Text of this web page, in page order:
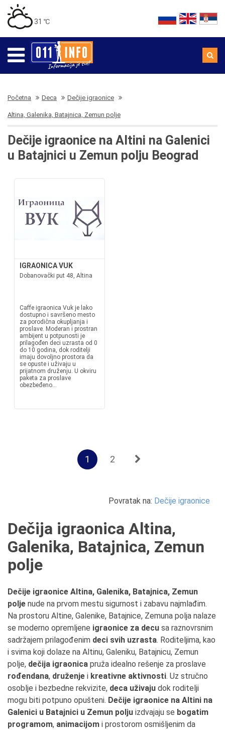
31 ℃
Početna Deca Dečije igraonice
Altina, Galenika, Batajnica, Zemun polje
Dečije igraonice na Altini na Galenici
u Batajnici u Zemun polju Beograd
IGRAONICA VUK
Dobanovački put 48, Altina
Caffe igraonica Vuk je lako
dostupno i savršeno mesto
za porodična okupljanja i
proslave. Moderan i prostran
ambijent u potpunosti je
prilagođen deci uzrasta od 0
do 10 godina, dok roditelji
imaju dovoljno prostora da
se opuste i uživaju u
prijatnom druženju. U okviru
paketa za proslave
obezbeđeno...
1 2
Povratak na: Dečije igraonice
Dečija igraonica Altina,
Galenika, Batajnica, Zemun
polje
Dečije igraonice Altina, Galenika, Batajnica, Zemun
polje nude na prvom mestu sigurnost i zabavu najmlađim.
Na prostoru Altine, Galenike, Batajnice, Zemuna polja nalaze
se moderno opremljene igraonice za decu sa raznovrsnim
sadržajem prilagođenim deci svih uzrasta. Roditeljima, kao
i svima koji dolaze na Altinu, Galeniku, Batajnicu, Zemun
polje, dečija igraonica pruža idealno rešenje za proslave
rođendana, druženje i kreativne aktivnosti. Uz stručno
osoblje i bezbedne rekvizite, deca uživaju dok roditelji
mogu biti potpuno opušteni. Dečije igraonice na Altini na
Galenici u Batajnici u Zemun polju izdvajaju se bogatim
programom, animacijom i prostorom osmišljenim da